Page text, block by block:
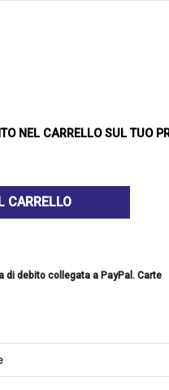
NEL CARRELLO SUL TUO
CARRELLO
di debito collegata a PayPal. Carte